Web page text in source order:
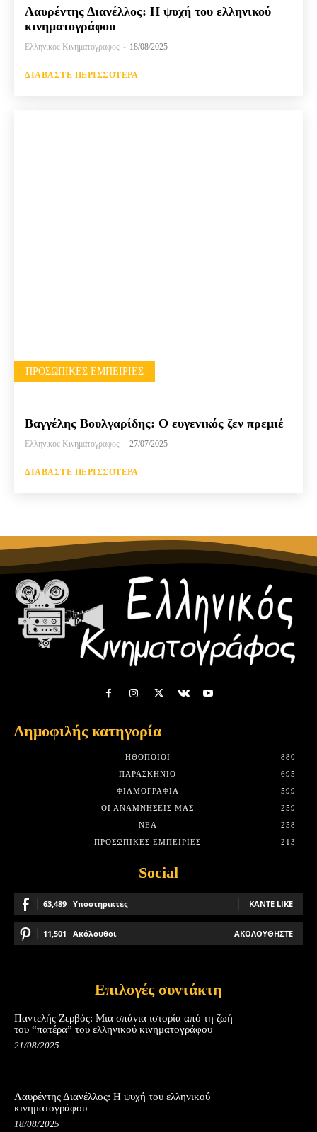
Λαυρέντης Διανέλλος: Η ψυχή του ελληνικού
κινηματογράφου
Ελληνικος Κινηματογραφος - 18/08/2025
ΔΙΑΒΆΣΤΕ ΠΕΡΙΣΣΌΤΕΡΑ
ΠΡΟΣΩΠΙΚΈΣ ΕΜΠΕΙΡΊΕΣ
Βαγγέλης Βουλγαρίδης: Ο ευγενικός ζεν πρεμιέ
Ελληνικος Κινηματογραφος - 27/07/2025
ΔΙΑΒΆΣΤΕ ΠΕΡΙΣΣΌΤΕΡΑ
Δημοφιλής κατηγορία
HΘΟΠΟΙΟΊ
880
ΠΑΡΑΣΚΉΝΙΟ
695
ΦΙΛΜΟΓΡΑΦΊΑ
599
ΟΙ ΑΝΑΜΝΉΣΕΙΣ ΜΑΣ
259
ΝΈΑ
258
ΠΡΟΣΩΠΙΚΈΣ ΕΜΠΕΙΡΊΕΣ
213
Social
63,489 Υποστηρικτές ΚΆΝΤΕ LIKE
11,501 Ακόλουθοι ΑΚΟΛΟΥΘΉΣΤΕ
Επιλογές συντάκτη
Παντελής Ζερβός: Μια σπάνια ιστορία από τη ζωή
του “πατέρα” του ελληνικού κινηματογράφου
21/08/2025
Λαυρέντης Διανέλλος: Η ψυχή του ελληνικού
κινηματογράφου
18/08/2025